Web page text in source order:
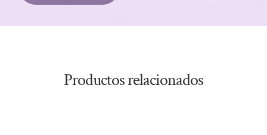
Productos relacionados